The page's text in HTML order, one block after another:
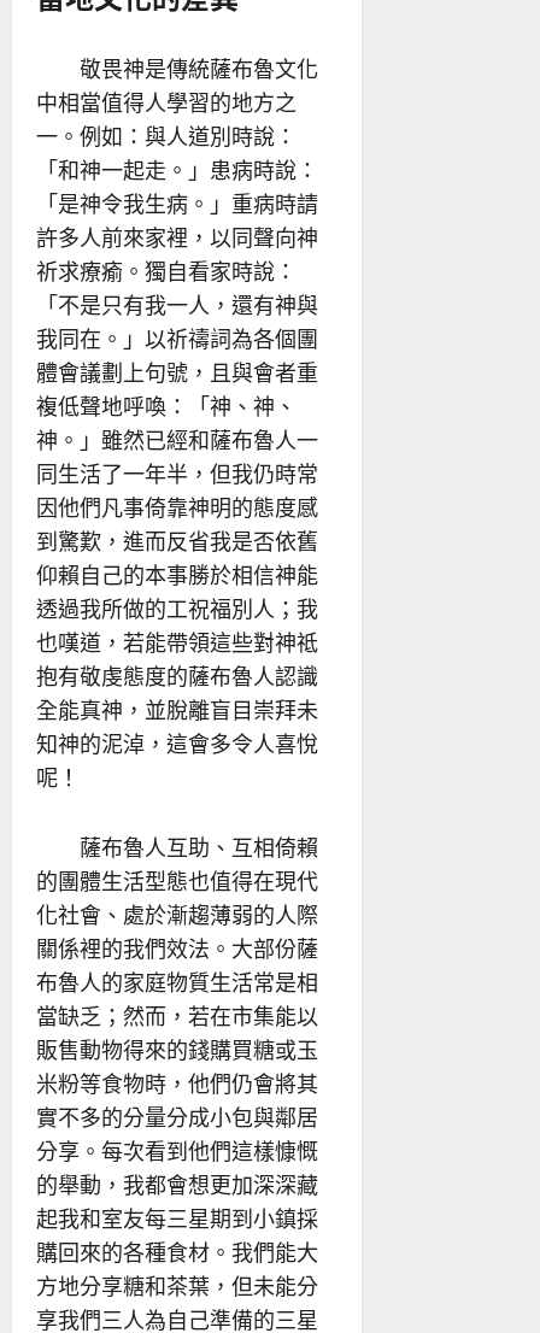
敬畏神是傳統薩布魯文化
中相當值得人學習的地方之
一。例如：與人道別時說：
「和神一起走。」患病時說：
「是神令我生病。」重病時請
許多人前來家裡，以同聲向神
祈求療瘉。獨自看家時說：
「不是只有我一人，還有神與
我同在。」以祈禱詞為各個團
體會議劃上句號，且與會者重
複低聲地呼喚：「神、神、
神。」雖然已經和薩布魯人一
同生活了一年半，但我仍時常
因他們凡事倚靠神明的態度感
到驚歎，進而反省我是否依舊
仰賴自己的本事勝於相信神能
透過我所做的工祝福別人；我
也嘆道，若能帶領這些對神祗
抱有敬虔態度的薩布魯人認識
全能真神，並脫離盲目崇拜未
知神的泥淖，這會多令人喜悅
呢！
薩布魯人互助、互相倚賴
的團體生活型態也值得在現代
化社會、處於漸趨薄弱的人際
關係裡的我們效法。大部份薩
布魯人的家庭物質生活常是相
當缺乏；然而，若在市集能以
販售動物得來的錢購買糖或玉
米粉等食物時，他們仍會將其
實不多的分量分成小包與鄰居
分享。每次看到他們這樣慷慨
的舉動，我都會想更加深深藏
起我和室友每三星期到小鎮採
購回來的各種食材。我們能大
方地分享糖和茶葉，但未能分
享我們三人為自己準備的三星